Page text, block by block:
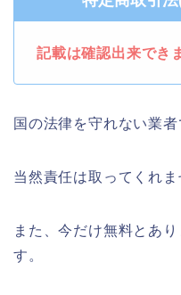
記載は確認出来でき
国の法律を守れない業者
当然責任は取ってくれま
また、今だけ無料とあ
す。